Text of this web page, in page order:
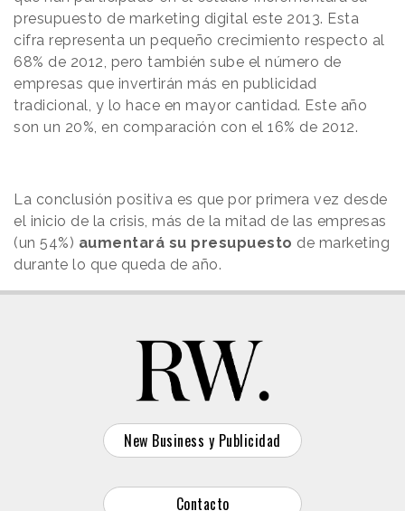
presupuesto de marketing digital este 2013. Esta
cifra representa un pequeño crecimiento respecto al
68% de 2012, pero también sube el número de
empresas que invertirán más en publicidad
tradicional, y lo hace en mayor cantidad. Este año
son un 20%, en comparación con el 16% de 2012.
La conclusión positiva es que por primera vez desde
el inicio de la crisis, más de la mitad de las empresas
(un 54%) aumentará su presupuesto de marketing
durante lo que queda de año.
New Business y Publicidad
Contacto